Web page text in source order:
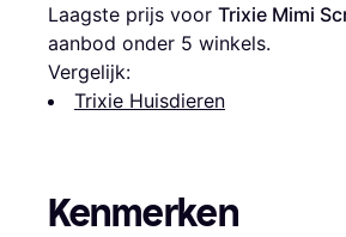
Laagste prijs voor Trixie Mimi
aanbod onder 5 winkels.
Vergelijk:
Trixie Huisdieren
Kenmerken